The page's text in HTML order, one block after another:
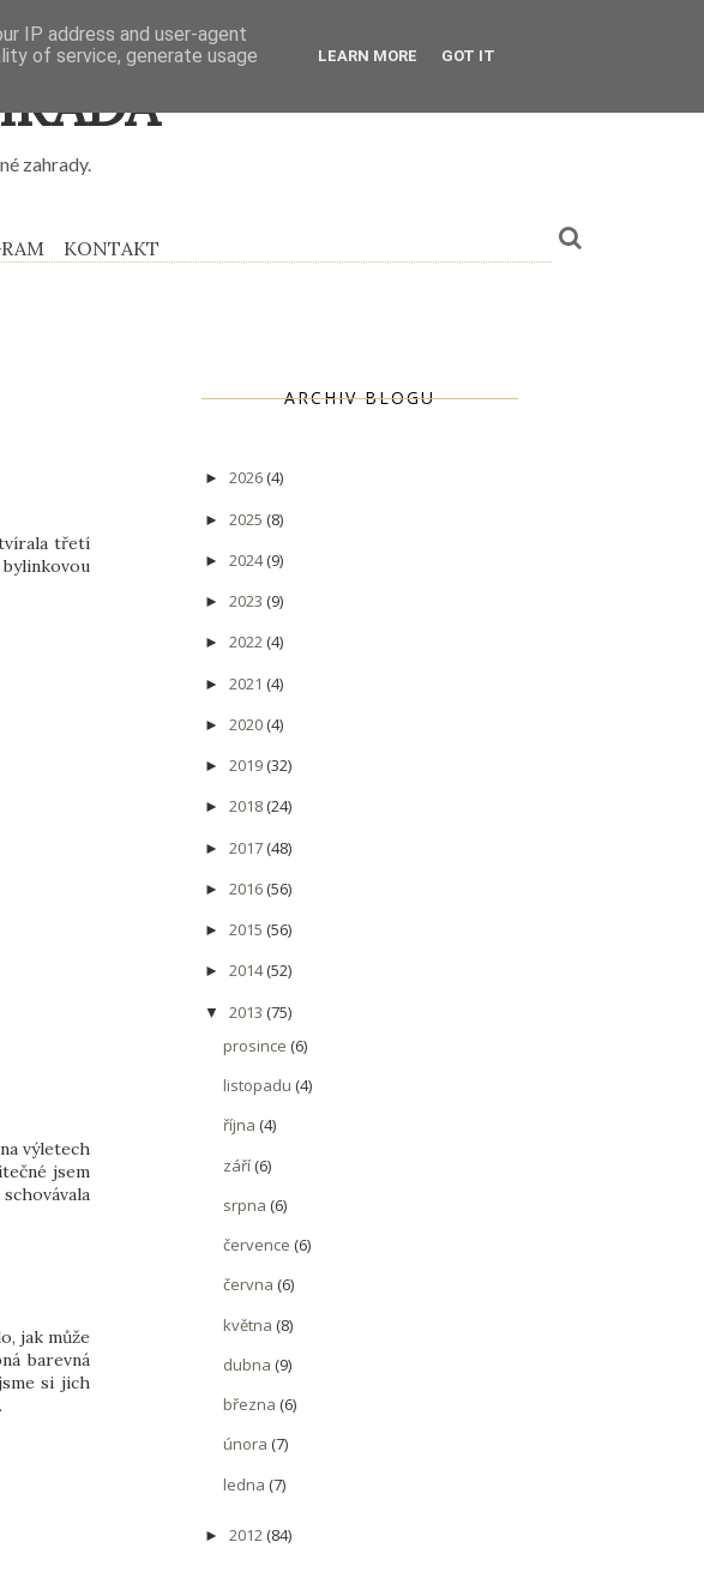
zahrady.
KONTAKT
třetí
výletech
jsem
jak může
barevná
si jich
ARCHIV BLOGU
► 2026(4)
► 2025 (8)
► 2024(9)
► 2023 (9)
► 2022(4)
► 2021 (4)
► 2020(4)
► 2019(32)
► 2018(24)
► 2017(48)
► 2016(56)
► 2015 (56)
► 2014(52)
▼ 2013 (75)
prosince (6)
listopadu (4)
října (4)
září(6)
srpna (6)
července (6)
června (6)
května (8)
dubna (9)
března (6)
února (7)
ledna (7)
► 2012(84)
IP address and user-agent
of service, generate usage
LEARN MORE GOT IT